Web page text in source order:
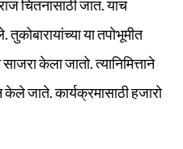
चिंतनासाठी जात. याच
या तपोभूमीत
केला जातो. त्यानिमित्ताने
जाते. कार्यक्रमासाठी हजारो